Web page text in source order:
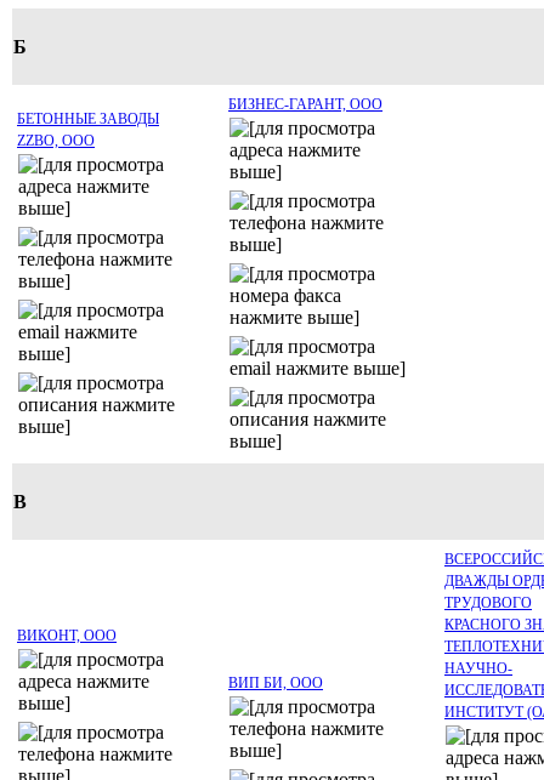
Б
БЕТОННЫЕ ЗАВОДЫ
ZZBO, ООО
БИЗНЕС-ГАРАНТ, ООО
В
ВИКОНТ, ООО
ВИП БИ, ООО
ДВАЖДЫ
ТРУДОВОГО
КРАСНОГО
НАУЧНО-
ИНСТИТУТ